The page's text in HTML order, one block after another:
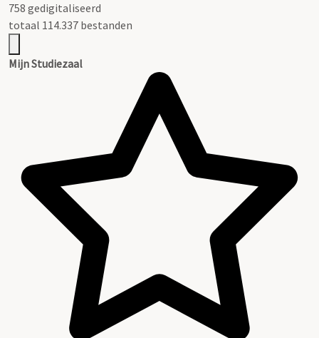
758 gedigitaliseerd
totaal 114.337 bestanden
Mijn Studiezaal